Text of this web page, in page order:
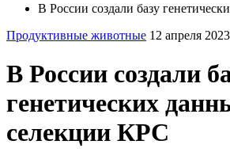
В России создали базу
Продуктивные животные 12 апреля
В России создали
генетических
селекции КРС